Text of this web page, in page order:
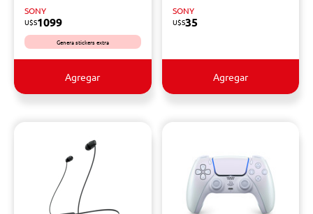
SONY
U$S1099
Genera stickers extra
Agregar
SONY
U$S35
Agregar